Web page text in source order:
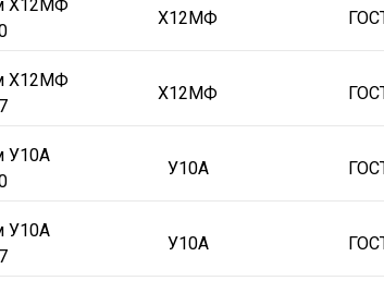
3700
6 30 35 80
0.6 0.75 1.3
Х12МФ
Х12МФ
Х12МФ
Х12МФ
У10А
У10А
У10А
У10А